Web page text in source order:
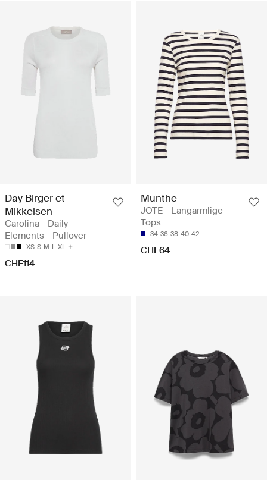
Day Birger et
Mikkelsen
Carolina - Daily
Elements - Pullover
XS S M L XL
CHF114
Munthe
JOTE - Langärmlige
Tops
34 36 38 40 42
CHF64